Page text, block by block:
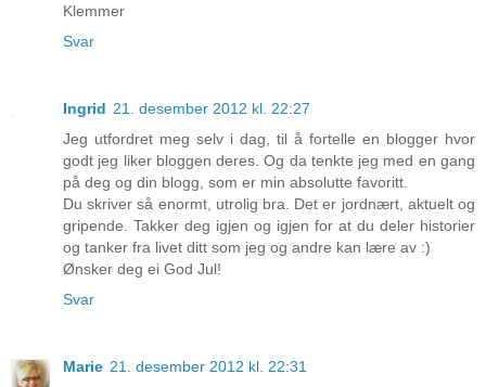
Klemmer
Svar
Ingrid 21. desember 2012 kl. 22:27
Jeg utfordret meg selv i dag, til å fortelle en blogger hvor
godt jeg liker bloggen deres. Og da tenkte jeg med en gang
på deg og din blogg, som er min absolutte favoritt.
Du skriver så enormt, utrolig bra. Det er jordnært, aktuelt og
gripende. Takker deg igjen og igjen for at du deler historier
og tanker fra livet ditt som jeg og andre kan lære av :)
Ønsker deg ei God Jul!
Svar
Marie 21. desember 2012 kl. 22:31